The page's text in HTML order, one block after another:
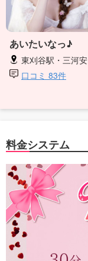
あいたいなっ♪
東刈谷駅・三河安城駅徒歩
口コミ 83件
料金システム